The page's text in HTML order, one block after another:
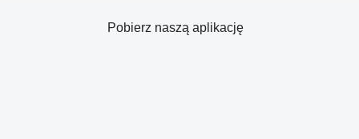
Pobierz naszą aplikację